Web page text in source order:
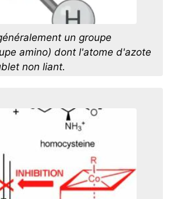
un groupe
amino) dont l'atome d'azote
non liant.